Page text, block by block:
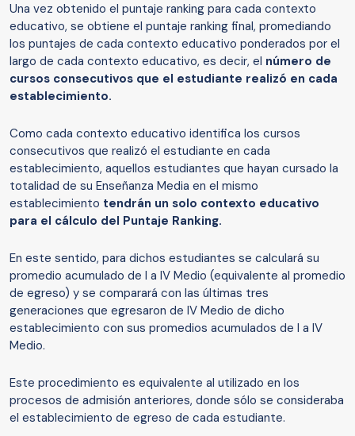
Una vez obtenido el puntaje ranking para cada contexto
educativo, se obtiene el puntaje ranking final, promediando
los puntajes de cada contexto educativo ponderados por el
largo de cada contexto educativo, es decir, el número de
cursos consecutivos que el estudiante realizó en cada
establecimiento.
Como cada contexto educativo identifica los cursos
consecutivos que realizó el estudiante en cada
establecimiento, aquellos estudiantes que hayan cursado la
totalidad de su Enseñanza Media en el mismo
establecimiento tendrán un solo contexto educativo
para el cálculo del Puntaje Ranking.
En este sentido, para dichos estudiantes se calculará su
promedio acumulado de I a IV Medio (equivalente al promedio
de egreso) y se comparará con las últimas tres
generaciones que egresaron de IV Medio de dicho
establecimiento con sus promedios acumulados de I a IV
Medio.
Este procedimiento es equivalente al utilizado en los
procesos de admisión anteriores, donde sólo se consideraba
el establecimiento de egreso de cada estudiante.